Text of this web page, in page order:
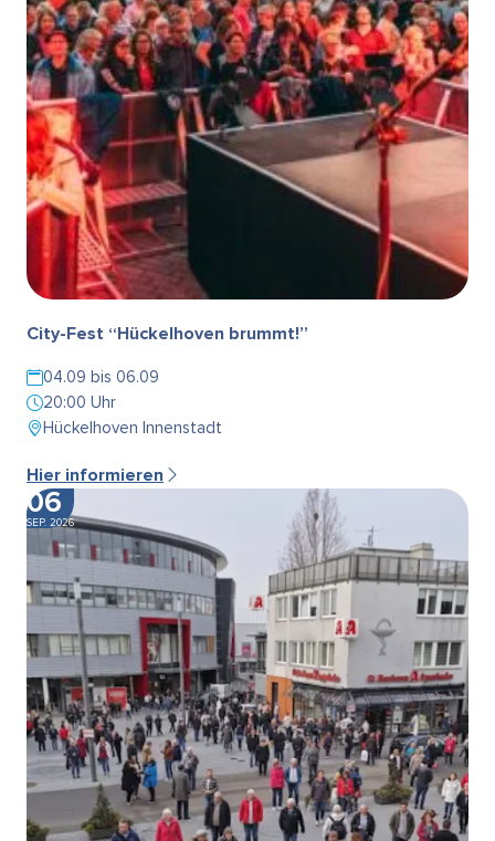
City-Fest “Hückelhoven brummt!”
04.09 bis 06.09
20:00 Uhr
Hückelhoven Innenstadt
Hier informieren
06
SEP. 2026